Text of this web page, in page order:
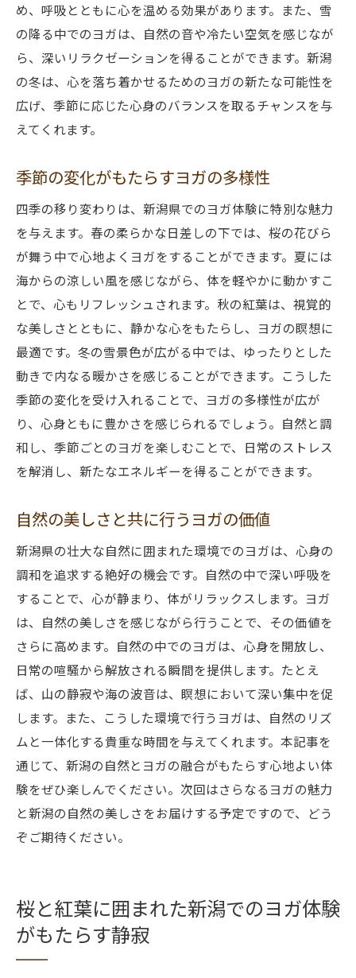
め、呼吸とともに心を温める効果があります。また、雪
の降る中でのヨガは、自然の音や冷たい空気を感じなが
ら、深いリラクゼーションを得ることができます。新潟
の冬は、心を落ち着かせるためのヨガの新たな可能性を
広げ、季節に応じた心身のバランスを取るチャンスを与
えてくれます。
季節の変化がもたらすヨガの多様性
四季の移り変わりは、新潟県でのヨガ体験に特別な魅力
を与えます。春の柔らかな日差しの下では、桜の花びら
が舞う中で心地よくヨガをすることができます。夏には
海からの涼しい風を感じながら、体を軽やかに動かすこ
とで、心もリフレッシュされます。秋の紅葉は、視覚的
な美しさとともに、静かな心をもたらし、ヨガの瞑想に
最適です。冬の雪景色が広がる中では、ゆったりとした
動きで内なる暖かさを感じることができます。こうした
季節の変化を受け入れることで、ヨガの多様性が広が
り、心身ともに豊かさを感じられるでしょう。自然と調
和し、季節ごとのヨガを楽しむことで、日常のストレス
を解消し、新たなエネルギーを得ることができます。
自然の美しさと共に行うヨガの価値
新潟県の壮大な自然に囲まれた環境でのヨガは、心身の
調和を追求する絶好の機会です。自然の中で深い呼吸を
することで、心が静まり、体がリラックスします。ヨガ
は、自然の美しさを感じながら行うことで、その価値を
さらに高めます。自然の中でのヨガは、心身を開放し、
日常の喧騒から解放される瞬間を提供します。たとえ
ば、山の静寂や海の波音は、瞑想において深い集中を促
します。また、こうした環境で行うヨガは、自然のリズ
ムと一体化する貴重な時間を与えてくれます。本記事を
通じて、新潟の自然とヨガの融合がもたらす心地よい体
験をぜひ楽しんでください。次回はさらなるヨガの魅力
と新潟の自然の美しさをお届けする予定ですので、どう
ぞご期待ください。
桜と紅葉に囲まれた新潟でのヨガ体験
がもたらす静寂